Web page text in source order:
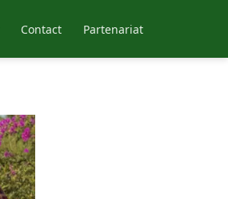
Contact Partenariat